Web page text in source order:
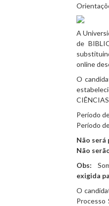
A
de
online
O
Período
Período
Não será
Não
Obs:
exigida
O
Processo